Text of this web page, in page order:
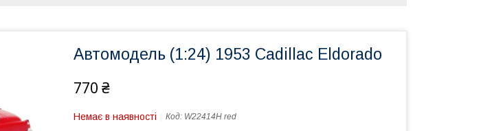
Автомодель (1:24) 1953 Cadillac Eldorado
770 ₴
Немає в наявності Код: W22414H red